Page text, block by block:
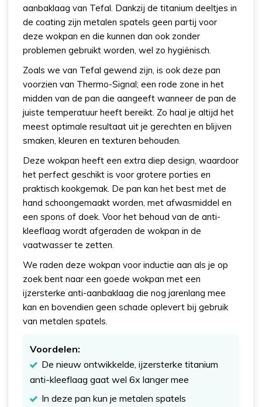
aanbaklaag van Tefal. Dankzij de titanium deeltjes in
de coating zijn metalen spatels geen partij voor
deze wokpan en die kunnen dan ook zonder
problemen gebruikt worden, wel zo hygiënisch.
Zoals we van Tefal gewend zijn, is ook deze pan
voorzien van Thermo-Signal; een rode zone in het
midden van de pan die aangeeft wanneer de pan de
juiste temperatuur heeft bereikt. Zo haal je altijd het
meest optimale resultaat uit je gerechten en blijven
smaken, kleuren en texturen behouden.
Deze wokpan heeft een extra diep design, waardoor
het perfect geschikt is voor grotere porties en
praktisch kookgemak. De pan kan het best met de
hand schoongemaakt worden, met afwasmiddel en
een spons of doek. Voor het behoud van de anti-
kleeflaag wordt afgeraden de wokpan in de
vaatwasser te zetten.
We raden deze wokpan voor inductie aan als je op
zoek bent naar een goede wokpan met een
ijzersterke anti-aanbaklaag die nog jarenlang mee
kan en bovendien geen schade oplevert bij gebruik
van metalen spatels.
Voordelen:
De nieuw ontwikkelde, ijzersterke titanium
anti-kleeflaag gaat wel 6x langer mee
In deze pan kun je metalen spatels